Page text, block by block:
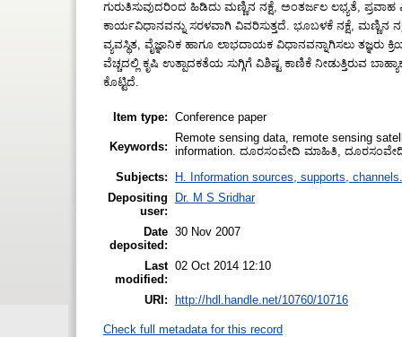
ಗುರುತಿಸುವುದರಿಂದ ಹಿಡಿದು ಮಣ್ಣಿನ ನಕ್ಷೆ, ಅಂತರ್ಜಲ ಲಭ್ಯತೆ,
ಕಾರ್ಯವಿಧಾನವನ್ನು ಸರಳವಾಗಿ ವಿವರಿಸುತ್ತದೆ. ಭೂಬಳಕೆ ನಕ್ಷೆ, ಮಣ್ಣಿನ
ವ್ಯವಸ್ಥಿತ, ವೈಜ್ಞಾನಿಕ ಹಾಗೂ ಲಾಭದಾಯಕ ವಿಧಾನವನ್ನಾಗಿಸಲು
ವೆಚ್ಚದಲ್ಲಿ ಕೃಷಿ ಉತ್ಪಾದಕತೆಯ ಸುಗ್ಗಿಗೆ ವಿಶಿಷ್ಟ ಕಾಣಿಕೆ ನೀಡುತ್ತಿರುವ
ಕೊಟ್ಟಿದೆ.
Item type: Conference paper
Keywords:
Remote sensing data, remote sensing
information. ದೂರಸಂವೇದಿ ಮಾಹಿತಿ,
Subjects:
H. Information sources, supports, channels.
Depositing
user:
Dr. M S Sridhar
Date
deposited:
30 Nov 2007
Last
modified:
02 Oct 2014 12:10
URI: http://hdl.handle.net/10760/10716
Check full metadata for this record